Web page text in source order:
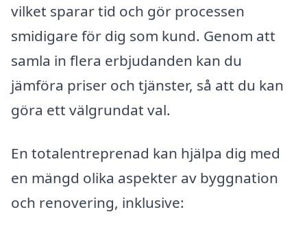
vilket sparar tid och gör processen
smidigare för dig som kund. Genom att
samla in flera erbjudanden kan du
jämföra priser och tjänster, så att du kan
göra ett välgrundat val.
En totalentreprenad kan hjälpa dig med
en mängd olika aspekter av byggnation
och renovering, inklusive: